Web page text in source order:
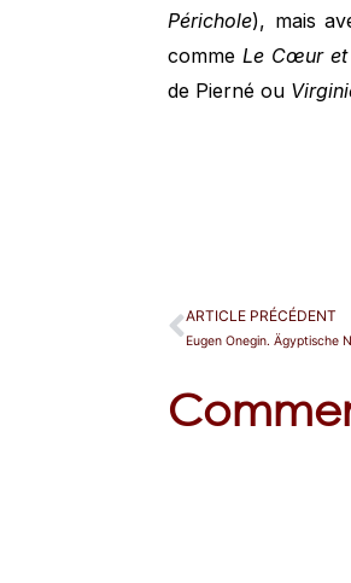
Périchole), mais
comme Le Cœur
de Pierné ou
ARTICLE PRÉCÉDENT
Eugen Onegin. Ägyptische